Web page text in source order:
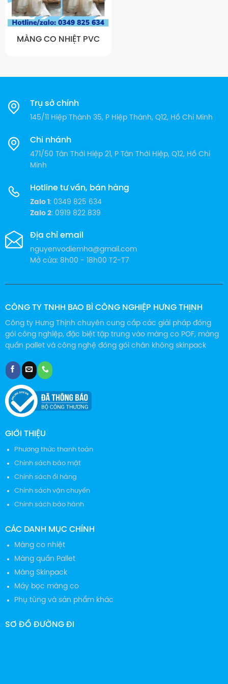
MÀNG CO NHIỆT PVC
Trụ sở chính
145/11 Hiệp Thành 35, P Hiệp Thành, Q12, Hồ Chí Minh
Chi nhánh
471/50 Tân Thới Hiệp 21, P Tân Thới Hiệp, Q12, Hồ Chí
Minh
Hotline tư vấn, bán hàng
Zalo 1 : 0349 825 634
Zalo 2: 0919 822 839
Địa chỉ email
nguyenvodiemha@gmail.com
Mở cửa: 8h00 - 18h00 T2-T7
CÔNG TY TNHH BAO BÌ CÔNG NGHIỆP HƯNG THỊNH
Công ty Hưng Thịnh chuyên cung cấp các giải pháp đóng
gói công nghiệp, đặc biệt tập trung vào màng co POF, màng
quấn pallet và công nghệ đóng gói chân không skinpack
GIỚI THIỆU
Phương thức thanh toán
Chính sách bảo mật
Chính sách ổi hàng
Chính sách vận chuyển
Chính sách bảo hành
CÁC DANH MỤC CHÍNH
Màng co nhiệt
Màng quấn Pallet
Màng Skinpack
Máy bọc màng co
Phụ tùng và sản phẩm khác
SƠ ĐỒ ĐƯỜNG ĐI